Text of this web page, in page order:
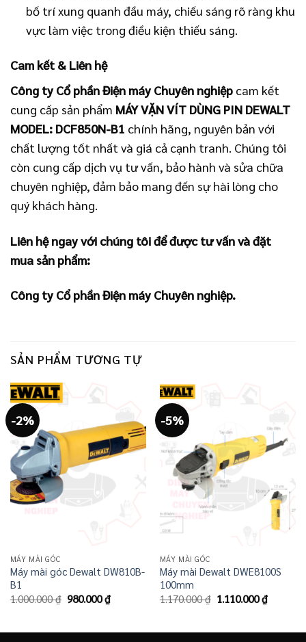
bố trí xung quanh đầu máy, chiếu sáng rõ ràng khu
vực làm việc trong điều kiện thiếu sáng.
Cam kết & Liên hệ
Công ty Cổ phần Điện máy Chuyên nghiệp cam kết
cung cấp sản phẩm MÁY VẶN VÍT DÙNG PIN DEWALT
MODEL: DCF850N-B1 chính hãng, nguyên bản với
chất lượng tốt nhất và giá cả cạnh tranh. Chúng tôi
còn cung cấp dịch vụ tư vấn, bảo hành và sửa chữa
chuyên nghiệp, đảm bảo mang đến sự hài lòng cho
quý khách hàng.
Liên hệ ngay với chúng tôi để được tư vấn và đặt
mua sản phẩm:
Công ty Cổ phần Điện máy Chuyên nghiệp.
SẢN PHẨM TƯƠNG TỰ
-2%
MÁY MÀI GÓC
Máy mài góc Dewalt DW810B-
B1
1.000.000₫ Giá
gốc
980.000₫Giá
-5%
MÁY MÀI GÓC
Máy mài Dewalt DWE8100S
100mm
1.170.000₫ Giá
1.110.000₫Giá